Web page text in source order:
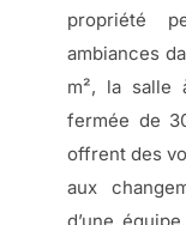
propriété
ambiances
m², la salle
fermée de
offrent des
aux